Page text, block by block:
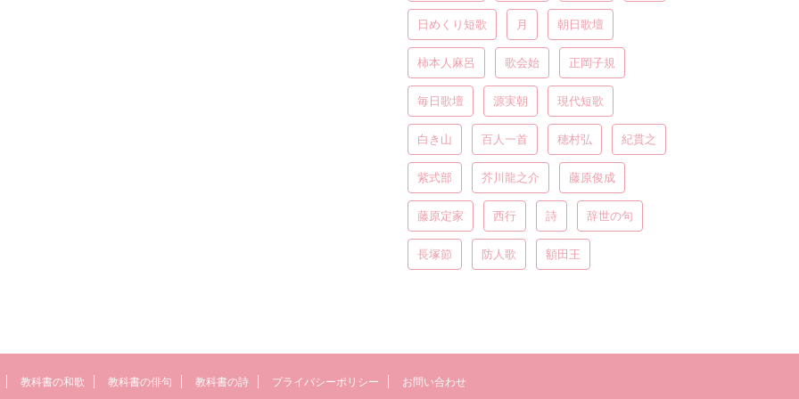
日めくり短歌 月 朝日歌壇
柿本人麻呂 歌会始 正岡子規
毎日歌壇 源実朝 現代短歌
白き山 百人一首 穂村弘 紀貫之
紫式部 芥川龍之介 藤原俊成
藤原定家 西行 詩 辞世の句
長塚節 防人歌 額田王
教科書の和歌 教科書の俳句 教科書の詩 プライバシーポリシー お問い合わせ